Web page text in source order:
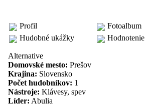
Profil
Fotoalbum
Hudobné ukážky
Hodnotenie
Alternative
Domovské mesto: Prešov
Krajina: Slovensko
Počet hudobníkov: 1
Nástroje: Klávesy, spev
Líder: Abulia